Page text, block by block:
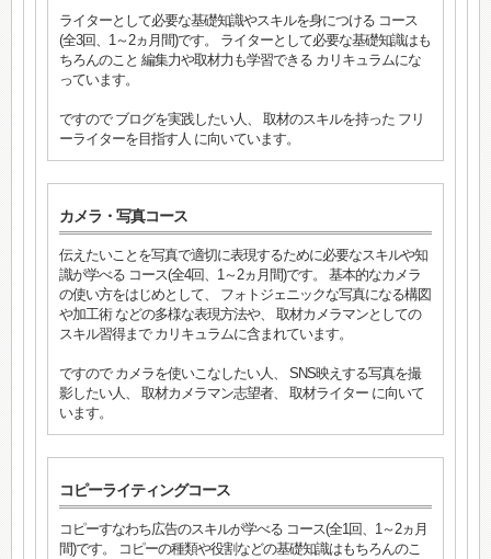
ライターとして必要な基礎知識やスキルを身につける コース
(全3回、1～2ヵ月間)です。 ライターとして必要な基礎知識はも
ちろんのこと 編集力や取材力も学習できる カリキュラムにな
っています。
ですので ブログを実践したい人、 取材のスキルを持った フリ
ーライターを目指す人 に向いています。
カメラ・写真コース
伝えたいことを写真で適切に表現するために必要なスキルや知
識が学べる コース(全4回、1～2ヵ月間)です。 基本的なカメラ
の使い方をはじめとして、 フォトジェニックな写真になる構図
や加工術 などの多様な表現方法や、 取材カメラマンとしての
スキル習得まで カリキュラムに含まれています。
ですので カメラを使いこなしたい人、 SNS映えする写真を撮
影したい人、 取材カメラマン志望者、 取材ライター に向いて
います。
コピーライティングコース
コピーすなわち広告のスキルが学べる コース(全1回、1～2ヵ月
間)です。 コピーの種類や役割などの基礎知識はもちろんのこ